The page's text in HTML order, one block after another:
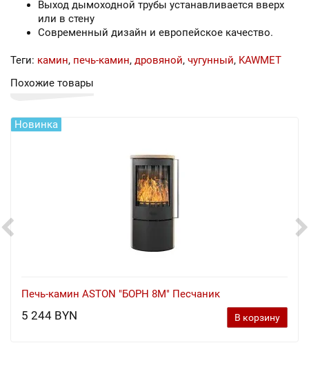
Выход дымоходной трубы устанавливается вверх
или в стену
Современный дизайн и европейское качество.
Теги: камин, печь-камин, дровяной, чугунный, KAWMET
Похожие товары
Новинка
Печь-камин ASTON "БОРН 8М" Песчаник
5 244 BYN В корзину